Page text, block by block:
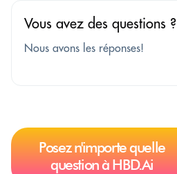
Vous avez des questions ?
Nous avons les réponses!
Posez n'importe quelle
question à HBD.Ai